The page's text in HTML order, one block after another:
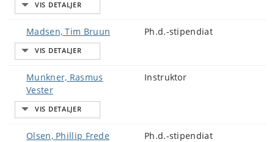
Madsen, Tim Bruun Ph.d.-stipendiat
Munkner, Rasmus
Vester
Instruktor
Olsen, Phillip Frede
Ph.d.-stipendiat